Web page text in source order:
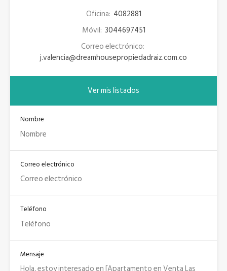
Oficina: 4082881
Móvil: 3044697451
Correo electrónico:
j.valencia@dreamhousepropiedadraiz.com.co
Ver mis listados
Nombre
Correo electrónico
Teléfono
Mensaje